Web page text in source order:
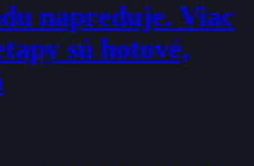
napreduje. Viac
sú hotové,